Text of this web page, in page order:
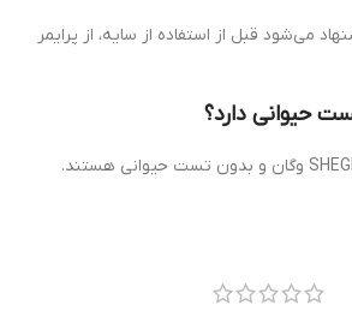
می‌شود قبل از استفاده از سایه، از پرایمر